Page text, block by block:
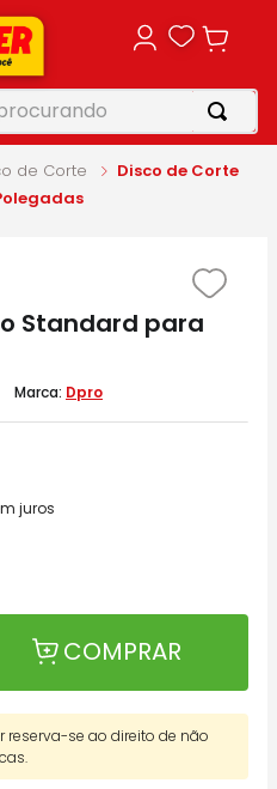
de Corte
Disco de Corte
Standard para
Dpro
juros
COMPRAR
reserva-se ao direito de não
1º
motosserra
º
makita